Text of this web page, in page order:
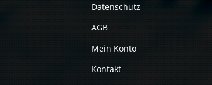
Datenschutz
AGB
Mein Konto
Kontakt